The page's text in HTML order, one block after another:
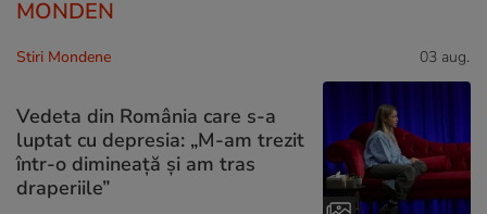
MONDEN
Stiri Mondene 03 aug.
Vedeta din România care s-a
luptat cu depresia: „M-am trezit
într-o dimineață și am tras
draperiile”